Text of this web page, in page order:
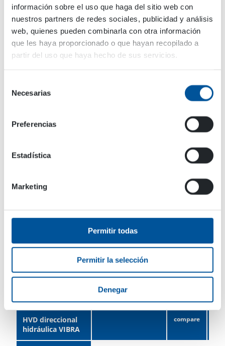
información sobre el uso que haga del sitio web con
nuestros partners de redes sociales, publicidad y análisis
web, quienes pueden combinarla con otra información
que les haya proporcionado o que hayan recopilado a
partir del uso que haya hecho de sus servicios.
Necesarias
Preferencias
Estadística
Marketing
Permitir todas
Permitir la selección
Denegar
Cargadoras compactas
Sectores de uso
Alquiler de Equipos
Mantenimiento de Espacios Exteriores
Datos técnicos
HVD direccional
hidráulica VIBRA